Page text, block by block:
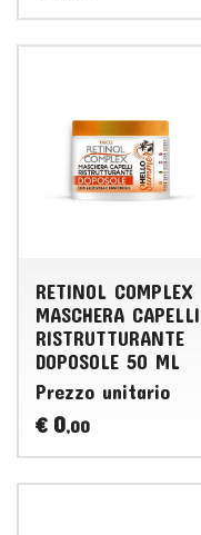
RETINOL COMPLEX
MASCHERA CAPELLI
RISTRUTTURANTE
DOPOSOLE 50 ML
Prezzo unitario
€ 0,00